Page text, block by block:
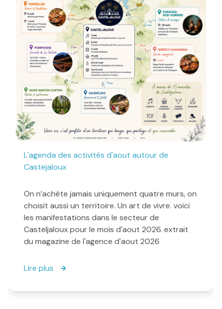
L'agenda des activités d'aout autour de
Castejaloux
On n’achète jamais uniquement quatre murs, on
choisit aussi un territoire. Un art de vivre. voici
les manifestations dans le secteur de
Casteljaloux pour le mois d'aout 2026. extrait
du magazine de l'agence d'aout 2026
Lire plus